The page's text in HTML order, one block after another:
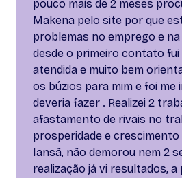
pouco mais de 2 meses
Makena pelo site por que
problemas no emprego e na
desde o primeiro contato fui
atendida e muito bem
os búzios para mim e foi me
deveria fazer . Realizei 2
afastamento de rivais no
prosperidade e
Iansã, não demorou nem 2
realização já vi resultados, a